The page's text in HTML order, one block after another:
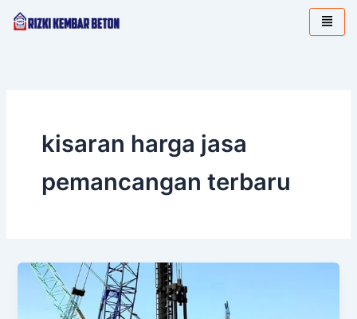
Lewati
kisaran harga jasa
pemancangan terbaru